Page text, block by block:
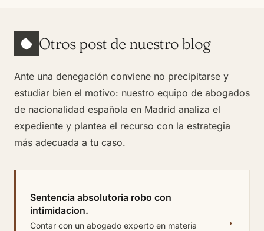
Otros post de nuestro blog
Ante una denegación conviene no precipitarse y
estudiar bien el motivo: nuestro equipo de abogados
de nacionalidad española en Madrid analiza el
expediente y plantea el recurso con la estrategia
más adecuada a tu caso.
Sentencia absolutoria robo con
intimidacion.
Contar con un abogado experto en materia